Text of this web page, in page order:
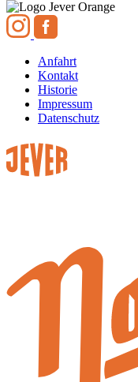
Anfahrt
Kontakt
Historie
Impressum
Datenschutz